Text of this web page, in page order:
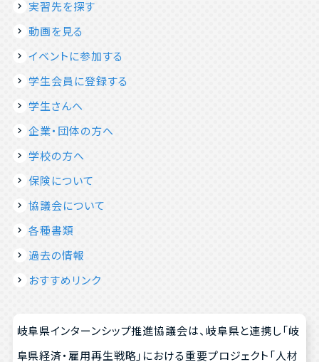
実習先を探す
動画を見る
イベントに参加する
学生会員に登録する
学生さんへ
企業・団体の方へ
学校の方へ
保険について
協議会について
各種書類
過去の情報
おすすめリンク
岐阜県インターンシップ推進協議会は、岐阜県と連携し「岐
阜県経済・雇用再生戦略」における重要プロジェクト「人材